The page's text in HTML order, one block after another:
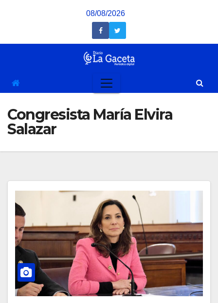
08/08/2026
Congresista María Elvira
Salazar